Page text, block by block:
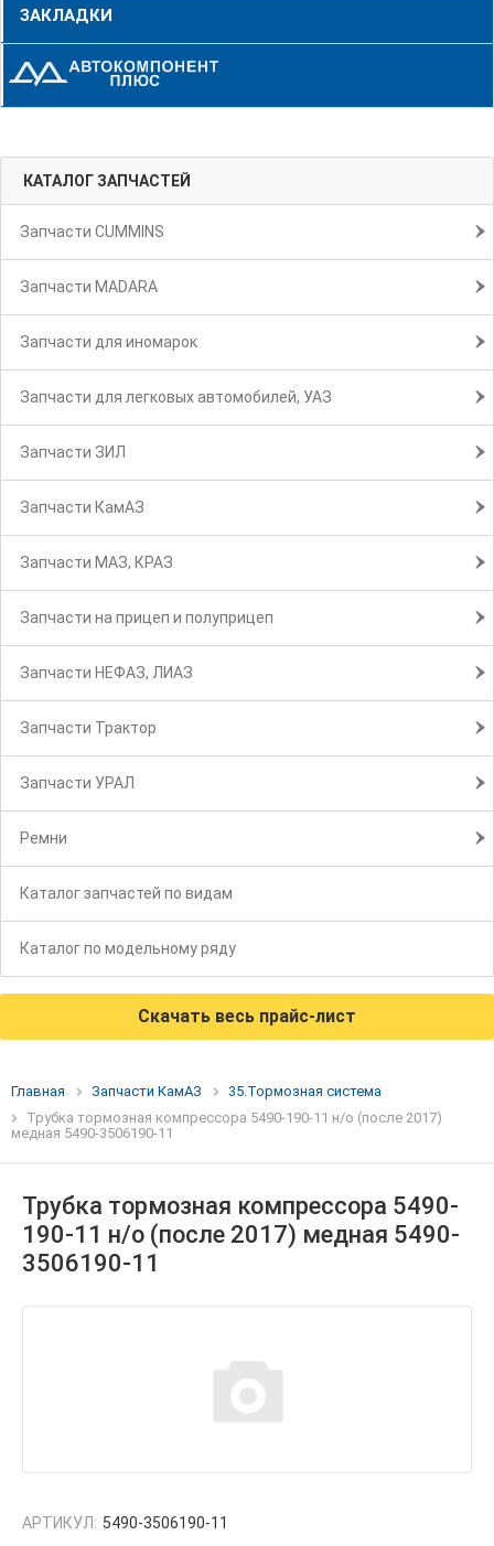
ЗАКЛАДКИ
КАТАЛОГ ЗАПЧАСТЕЙ
Запчасти CUMMINS
Запчасти MADARA
Запчасти для иномарок
Запчасти для легковых автомобилей, УАЗ
Запчасти ЗИЛ
Запчасти КамАЗ
Запчасти МАЗ, КРАЗ
Запчасти на прицеп и полуприцеп
Запчасти НЕФАЗ, ЛИАЗ
Запчасти Трактор
Запчасти УРАЛ
Ремни
Каталог запчастей по видам
Каталог по модельному ряду
Скачать весь прайс-лист
Главная Запчасти КамАЗ
35.Тормозная система
Трубка тормозная компрессора 5490-190-11 н/о (после 2017)
медная 5490-3506190-11
Трубка тормозная компрессора 5490-
190-11 н/о (после 2017) медная 5490-
3506190-11
АРТИКУЛ: 5490-3506190-11